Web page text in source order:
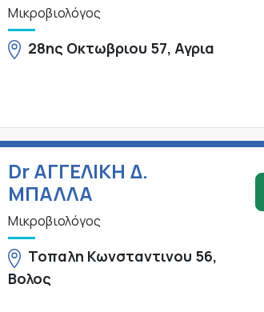
Μικροβιολόγος
28ης Οκτωβριου 57, Αγρια
Dr ΑΓΓΕΛΙΚΗ Δ.
ΜΠΑΛΛΑ
Μικροβιολόγος
Τοπαλη Κωνσταντινου 56,
Βολος